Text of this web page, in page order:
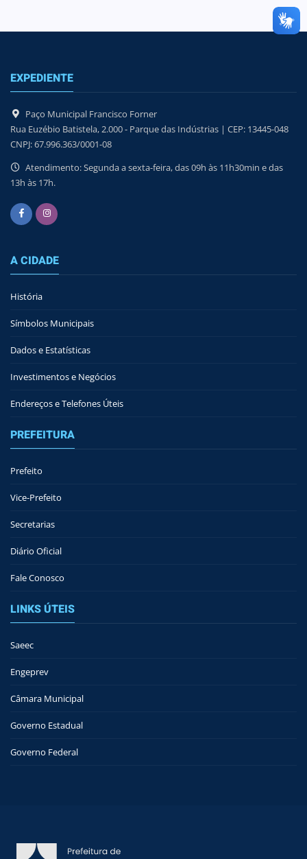
EXPEDIENTE
Paço Municipal Francisco Forner
Rua Euzébio Batistela, 2.000 - Parque das Indústrias | CEP: 13445-048
CNPJ: 67.996.363/0001-08
Atendimento: Segunda a sexta-feira, das 09h às 11h30min e das
13h às 17h.
A CIDADE
História
Símbolos Municipais
Dados e Estatísticas
Investimentos e Negócios
Endereços e Telefones Úteis
PREFEITURA
Prefeito
Vice-Prefeito
Secretarias
Diário Oficial
Fale Conosco
LINKS ÚTEIS
Saeec
Engeprev
Câmara Municipal
Governo Estadual
Governo Federal